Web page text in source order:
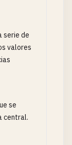
serie de
valores
se
central.